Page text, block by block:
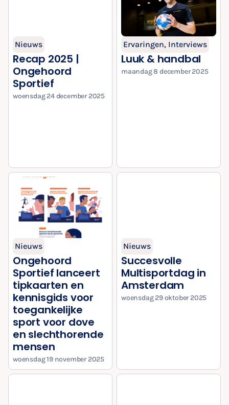
Nieuws
Recap 2025 |
Ongehoord
Sportief
woensdag 24 december 2025
Ervaringen, Interviews
Luuk & handbal
maandag 8 december 2025
Nieuws
Ongehoord
Sportief lanceert
tipkaarten en
kennisgids voor
toegankelijke
sport voor dove
en slechthorende
mensen
woensdag 19 november 2025
Nieuws
Succesvolle
Multisportdag in
Amsterdam
woensdag 29 oktober 2025